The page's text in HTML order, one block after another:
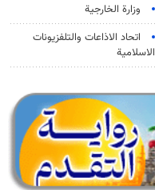
وزارة الخارجية
اتحاد الاذاعات والتلفزيونات
الاسلامية